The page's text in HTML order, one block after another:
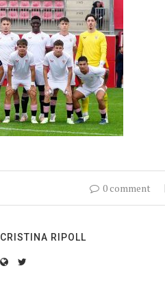
0 comment
CRISTINA RIPOLL